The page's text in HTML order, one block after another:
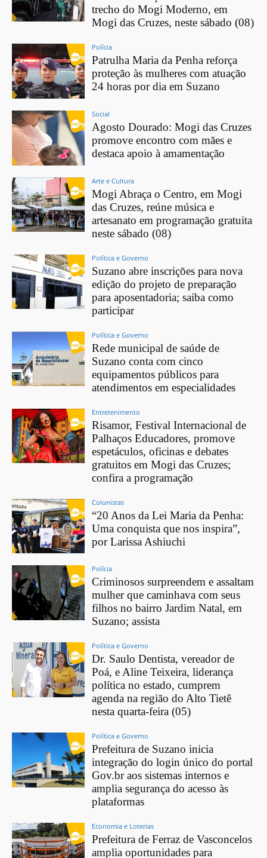
trecho do Mogi Moderno, em
Mogi das Cruzes, neste sábado (08)
Polícia
Patrulha Maria da Penha reforça
proteção às mulheres com atuação
24 horas por dia em Suzano
Social
Agosto Dourado: Mogi das Cruzes
promove encontro com mães e
destaca apoio à amamentação
Arte e Cultura
Mogi Abraça o Centro, em Mogi
das Cruzes, reúne música e
artesanato em programação gratuita
neste sábado (08)
Política e Governo
Suzano abre inscrições para nova
edição do projeto de preparação
para aposentadoria; saiba como
participar
Política e Governo
Rede municipal de saúde de
Suzano conta com cinco
equipamentos públicos para
atendimentos em especialidades
Entretenimento
Risamor, Festival Internacional de
Palhaços Educadores, promove
espetáculos, oficinas e debates
gratuitos em Mogi das Cruzes;
confira a programação
Colunistas
“20 Anos da Lei Maria da Penha:
Uma conquista que nos inspira”,
por Larissa Ashiuchi
Polícia
Criminosos surpreendem e assaltam
mulher que caminhava com seus
filhos no bairro Jardim Natal, em
Suzano; assista
Política e Governo
Dr. Saulo Dentista, vereador de
Poá, e Aline Teixeira, liderança
política no estado, cumprem
agenda na região do Alto Tietê
nesta quarta-feira (05)
Política e Governo
Prefeitura de Suzano inicia
integração do login único do portal
Gov.br aos sistemas internos e
amplia segurança do acesso às
plataformas
Economia e Loterias
Prefeitura de Ferraz de Vasconcelos
amplia oportunidades para